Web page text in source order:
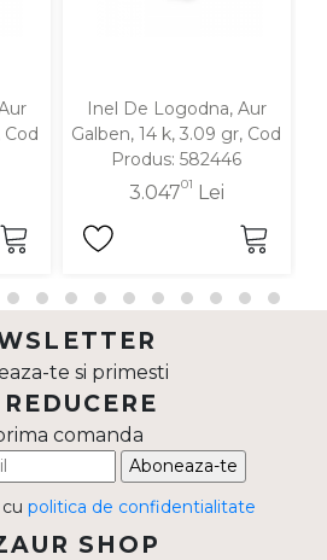
Cod
Inel De Logodna, Aur
Galben, 14 k, 3.09 gr, Cod
Produs: 582446
3.04701 Lei
te si primesti
comanda
Aboneaza-te
politica de confidentialitate
SHOP